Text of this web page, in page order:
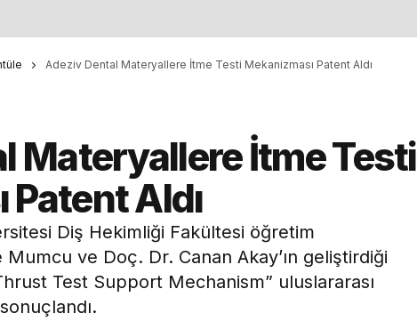
Adeziv Dental Materyallere İtme Testi Mekanizması Patent Aldı
Materyallere İtme Testi
Patent Aldı
Diş Hekimliği Fakültesi öğretim
ve Doç. Dr. Canan Akay’ın geliştirdiği
Test Support Mechanism” uluslararası